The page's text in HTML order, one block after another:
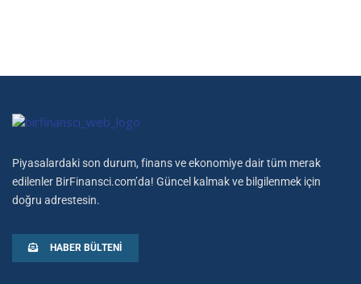
Piyasalardaki son durum, finans ve ekonomiye dair tüm merak
edilenler BirFinansci.com’da! Güncel kalmak ve bilgilenmek için
doğru adrestesin.
HABER BÜLTENI